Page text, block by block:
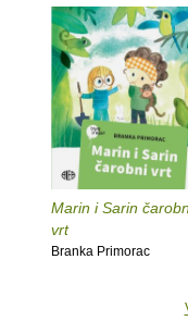
Marin i Sarin
vrt
Branka Primorac